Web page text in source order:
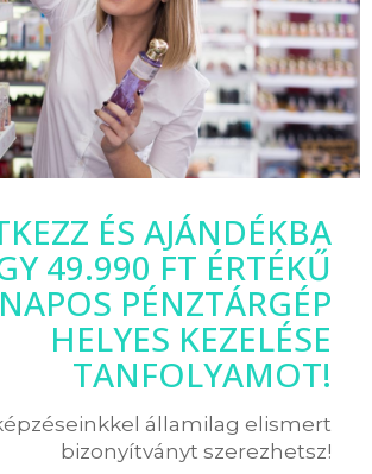
ÉS AJÁNDÉKBA
49.990 FT ÉRTÉKŰ
PÉNZTÁRGÉP
HELYES KEZELÉSE
TANFOLYAMOT!
államilag elismert
bizonyítványt szerezhetsz!